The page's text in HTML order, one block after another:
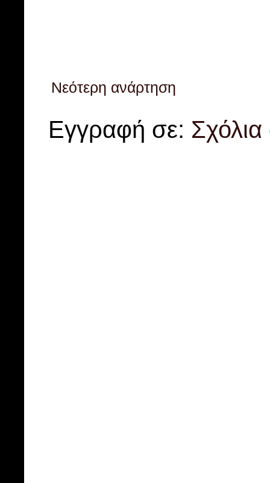
Νεότερη ανάρτηση
Εγγραφή σε: